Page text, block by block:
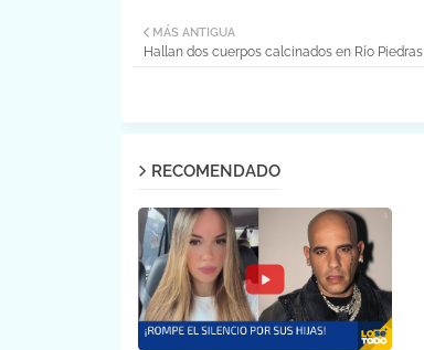
MÁS ANTIGUA
Hallan dos cuerpos calcinados en Río Piedras
RECOMENDADO